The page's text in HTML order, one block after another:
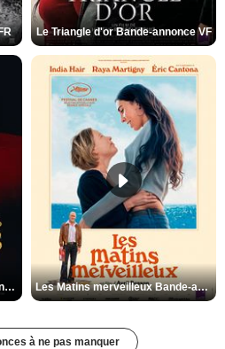
Le Triangle d'or Bande-annonce VF
Les Silences de Riyad Bande-annonce VO STFR Les Matins merveilleux Bande-annonce VF
à ne pas manquer